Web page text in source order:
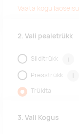
Vaata kogu laoseisu
2. Vali pealetrükk
Siiditrükk i
Presstrükk i
Trükita
3. Vali Kogus